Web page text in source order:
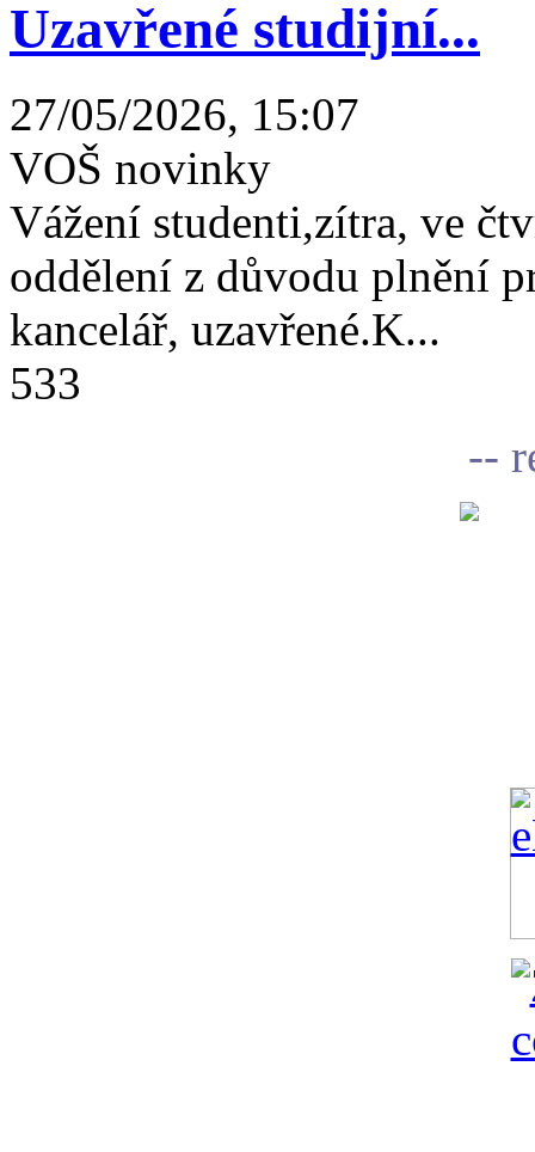
Uzavřené studijní...
27/05/2026, 15:07
VOŠ novinky
Vážení studenti,zítra, ve
oddělení z důvodu plnění
kancelář, uzavřené.K...
533
--